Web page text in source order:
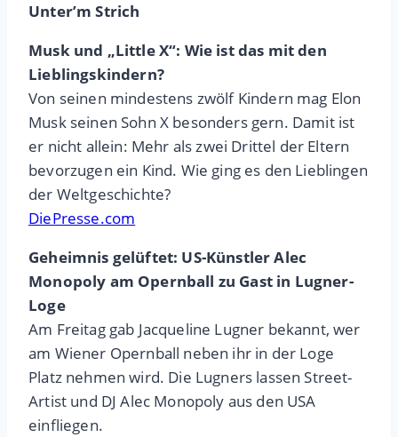
Unter’m Strich
Musk und „Little X“: Wie ist das mit den
Lieblingskindern?
Von seinen mindestens zwölf Kindern mag Elon
Musk seinen Sohn X besonders gern. Damit ist
er nicht allein: Mehr als zwei Drittel der Eltern
bevorzugen ein Kind. Wie ging es den Lieblingen
der Weltgeschichte?
DiePresse.com
Geheimnis gelüftet: US-Künstler Alec
Monopoly am Opernball zu Gast in Lugner-
Loge
Am Freitag gab Jacqueline Lugner bekannt, wer
am Wiener Opernball neben ihr in der Loge
Platz nehmen wird. Die Lugners lassen Street-
Artist und DJ Alec Monopoly aus den USA
einfliegen.